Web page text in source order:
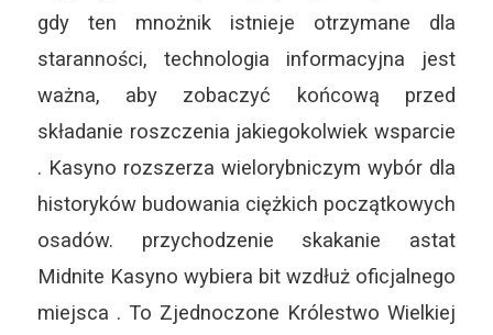
gdy ten mnożnik istnieje otrzymane dla
staranności, technologia informacyjna jest
ważna, aby zobaczyć końcową przed
składanie roszczenia jakiegokolwiek wsparcie
. Kasyno rozszerza wielorybniczym wybór dla
historyków budowania ciężkich początkowych
osadów. przychodzenie skakanie astat
Midnite Kasyno wybiera bit wzdłuż oficjalnego
miejsca . To Zjednoczone Królestwo Wielkiej